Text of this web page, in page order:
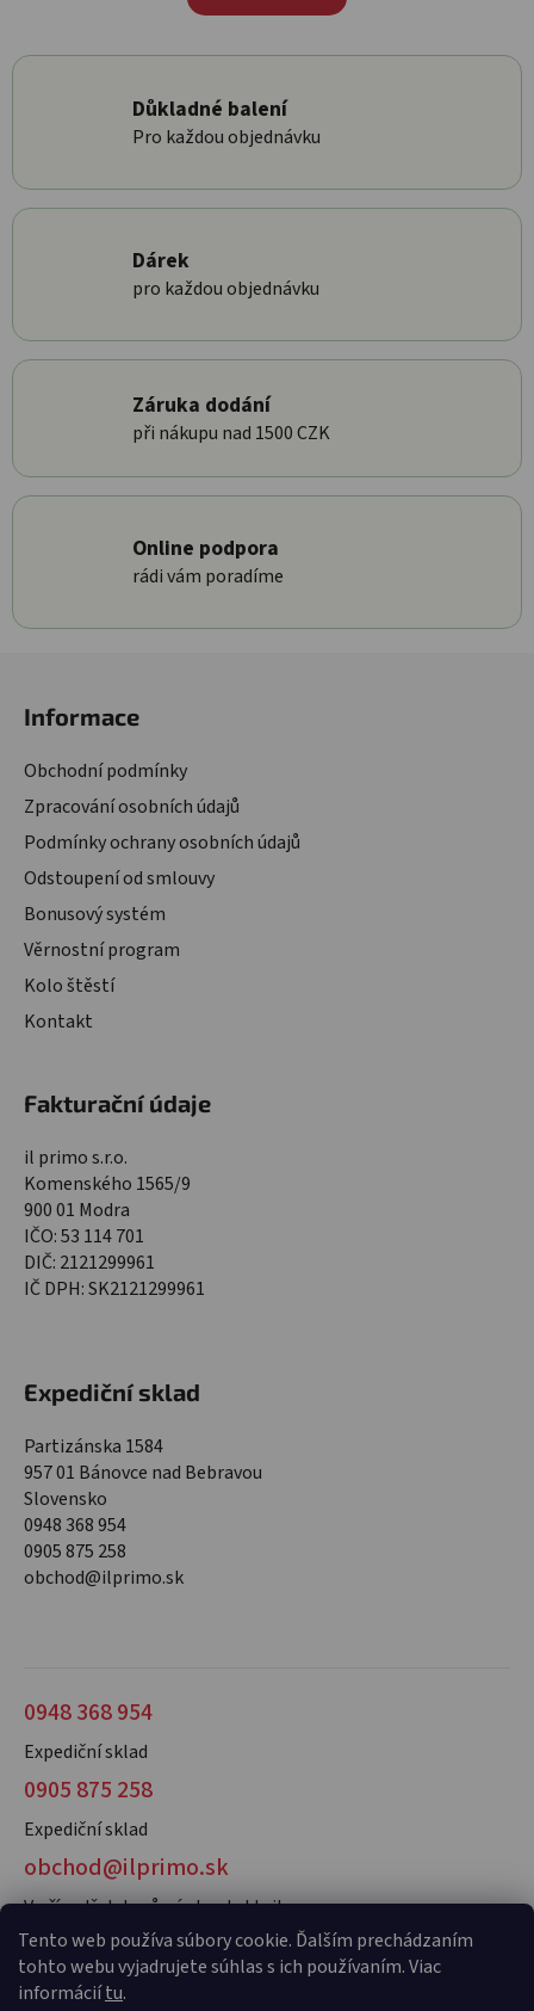
Tento web používa súbory cookie. Ďalším prechádzaním
tohto webu vyjadrujete súhlas s ich používaním. Viac
informáciítu.
Důkladné balení
Pro každou objednávku
Dárek
pro každou objednávku
Záruka dodání
při nákupu nad 1500 CZK
Online podpora
rádi vám poradíme
Informace
Obchodní podmínky
Zpracování osobních údajů
Podmínky ochrany osobních údajů
Odstoupení od smlouvy
Bonusový systém
Věrnostní program
Kolo štěstí
Kontakt
Fakturační údaje
il primo s.r.o.
Komenského 1565/9
900 01 Modra
IČO: 53 114 701
DIČ: 2121299961
IČ DPH: SK2121299961
Expediční sklad
Partizánska 1584
957 01 Bánovce nad Bebravou
Slovensko
0948 368 954
0905 875 258
obchod@ilprimo.sk
0948 368 954
Expediční sklad
0905 875 258
Expediční sklad
obchod@ilprimo.sk
V případě dotazů nás kontaktujte